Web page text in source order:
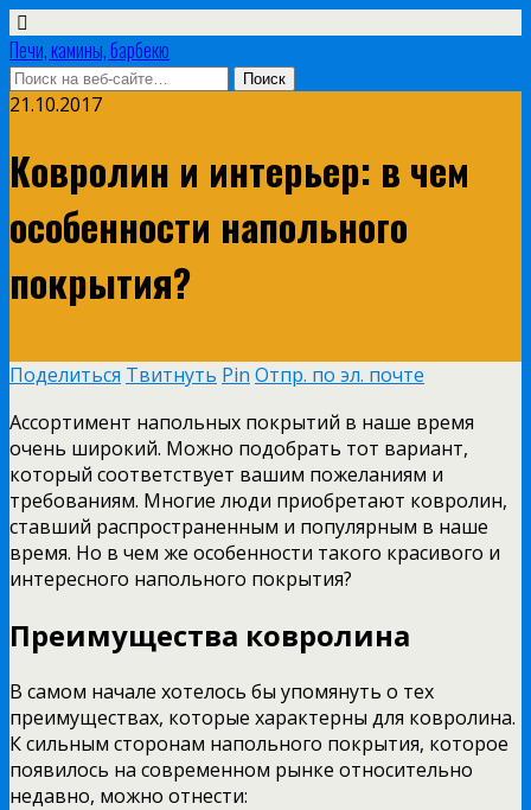
Печи, камины, барбекю
21.10.2017
Ковролин и интерьер: в чем
особенности напольного
покрытия?
Поделиться Твитнуть Pin Отпр. по эл. почте
Ассортимент напольных покрытий в наше время
очень широкий. Можно подобрать тот вариант,
который соответствует вашим пожеланиям и
требованиям. Многие люди приобретают ковролин,
ставший распространенным и популярным в наше
время. Но в чем же особенности такого красивого и
интересного напольного покрытия?
Преимущества ковролина
В самом начале хотелось бы упомянуть о тех
преимуществах, которые характерны для ковролина.
К сильным сторонам напольного покрытия, которое
появилось на современном рынке относительно
недавно, можно отнести: